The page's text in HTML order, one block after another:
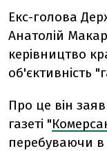
Екс-голова
Анатолій
керівництво
об'єктивність
Про це він
газеті "
перебуваючи в